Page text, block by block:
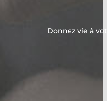
Donnez vie à